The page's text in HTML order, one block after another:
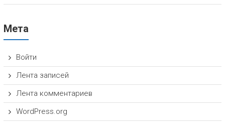
Мета
Войти
Лента записей
Лента комментариев
WordPress.org